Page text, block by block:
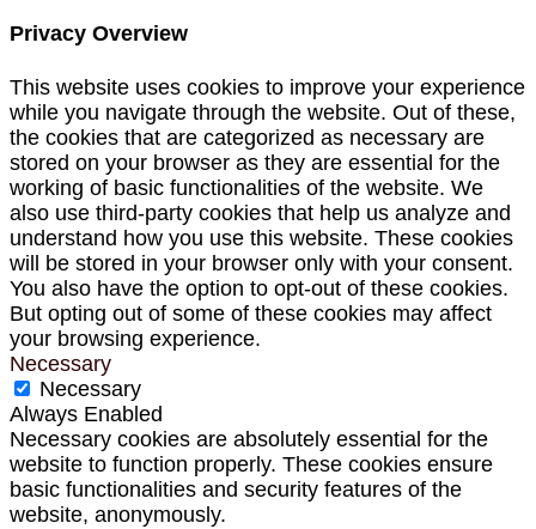
Privacy Overview
This website uses cookies to improve your experience
while you navigate through the website. Out of these,
the cookies that are categorized as necessary are
stored on your browser as they are essential for the
working of basic functionalities of the website. We
also use third-party cookies that help us analyze and
understand how you use this website. These cookies
will be stored in your browser only with your consent.
You also have the option to opt-out of these cookies.
But opting out of some of these cookies may affect
your browsing experience.
Necessary
Necessary
Always Enabled
Necessary cookies are absolutely essential for the
website to function properly. These cookies ensure
basic functionalities and security features of the
website, anonymously.